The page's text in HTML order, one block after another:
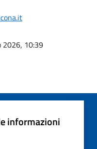
2026, 10:39
informazioni